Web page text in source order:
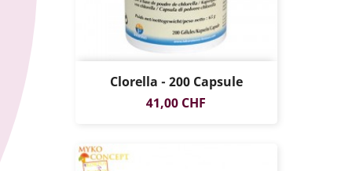
Clorella - 200 Capsule
Prezzo
41,00 CHF